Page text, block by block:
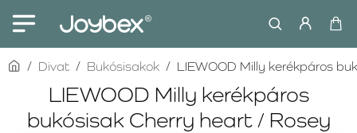
LIEWOOD Milly kerékpáros
bukósisak Cherry heart / Rosey
homeDivat Bukósisakok LIEWOOD Milly kerékpáros